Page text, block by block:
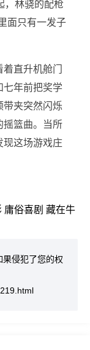
，林骁的配枪
面只有一发子
直升机舱门
年前把奖学
带夹突然闪烁
摇篮曲。当所
现这场游戏庄
庸俗喜剧 藏在牛
侵犯了您的权